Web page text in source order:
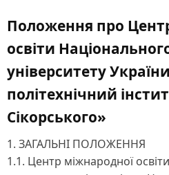
Положення про
освіти
університету
політехнічний
Сікорського»
1. ЗАГАЛЬНІ ПОЛОЖЕННЯ
1.1. Центр міжнародної